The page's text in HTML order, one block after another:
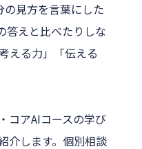
見方を言葉にした
答えと比べたりしな
える力」「伝える
コアAIコースの学び
介します。個別相談